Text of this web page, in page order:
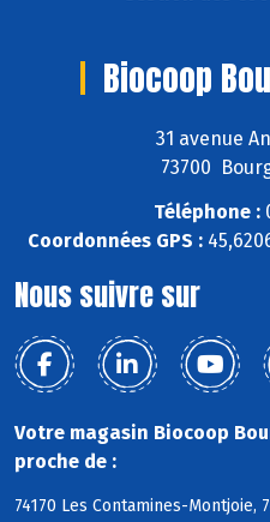
Biocoop
31 avenue
73700
Téléphone :
Coordonnées GPS :
Nous suivre sur
Votre magasin Biocoop
proche de :
74170 Les Contamines-Montjoie,